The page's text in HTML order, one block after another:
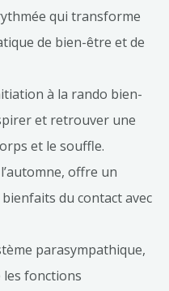
qui transforme
de bien-être et de
à la rando bien-
et retrouver une
et le souffle.
offre un
du contact avec
parasympathique,
fonctions